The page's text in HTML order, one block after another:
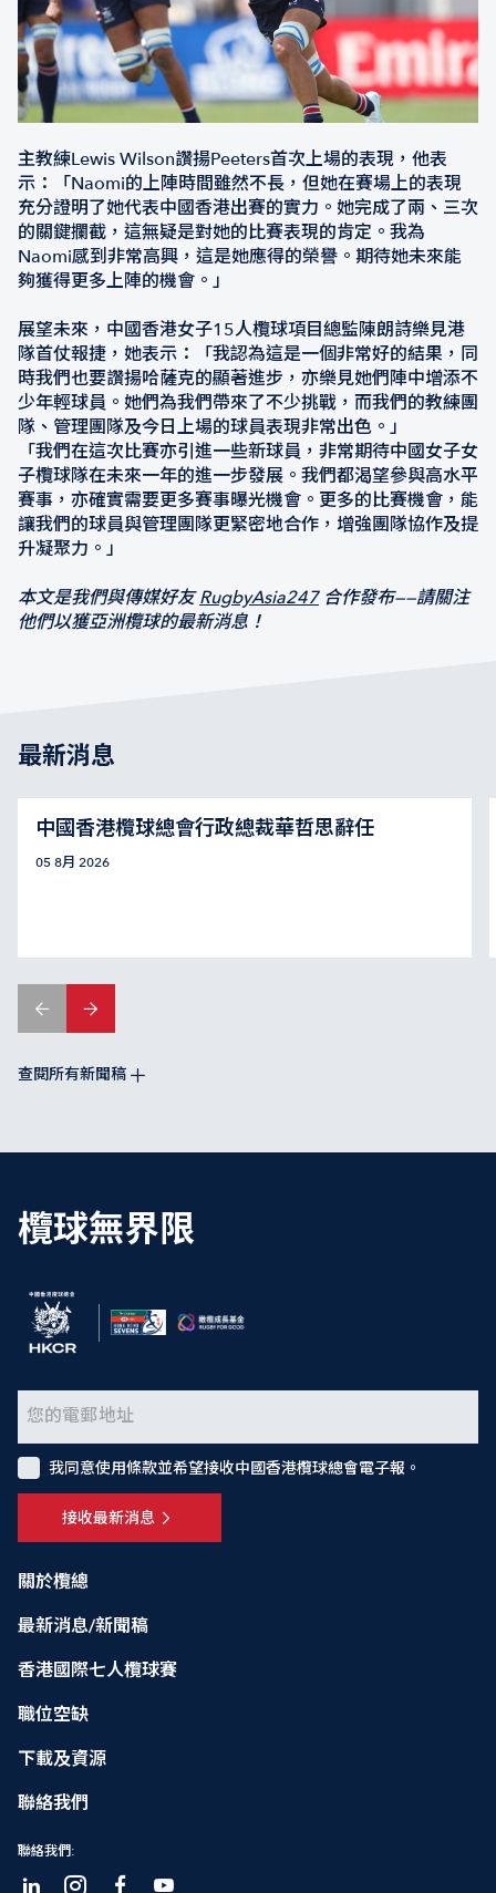
主教練Lewis Wilson讚揚Peeters首次上場的表現，他表
示：「Naomi的上陣時間雖然不長，但她在賽場上的表現
充分證明了她代表中國香港出賽的實力。她完成了兩、三次
的關鍵攔截，這無疑是對她的比賽表現的肯定。我為
Naomi感到非常高興，這是她應得的榮譽。期待她未來能
夠獲得更多上陣的機會。」
展望未來，中國香港女子15人欖球項目總監陳朗詩樂見港
隊首仗報捷，她表示：「我認為這是一個非常好的結果，同
時我們也要讚揚哈薩克的顯著進步，亦樂見她們陣中增添不
少年輕球員。她們為我們帶來了不少挑戰，而我們的教練團
隊、管理團隊及今日上場的球員表現非常出色。」
「我們在這次比賽亦引進一些新球員，非常期待中國女子女
子欖球隊在未來一年的進一步發展。我們都渴望參與高水平
賽事，亦確實需要更多賽事曝光機會。更多的比賽機會，能
讓我們的球員與管理團隊更緊密地合作，增強團隊協作及提
升凝聚力。」
本文是我們與傳媒好友RugbyAsia247合作發布——請關注
他們以獲亞洲欖球的最新消息！
最新消息
中國香港欖球總會行政總裁華哲思辭任
05 8月 2026
查閱所有新聞稿
欖球無界限
關於欖總
最新消息/新聞稿
香港國際七人欖球賽
職位空缺
下載及資源
聯絡我們
聯絡我們:
接收最新消息
我同意使用條款並希望接收中國香港欖球總會電子報。